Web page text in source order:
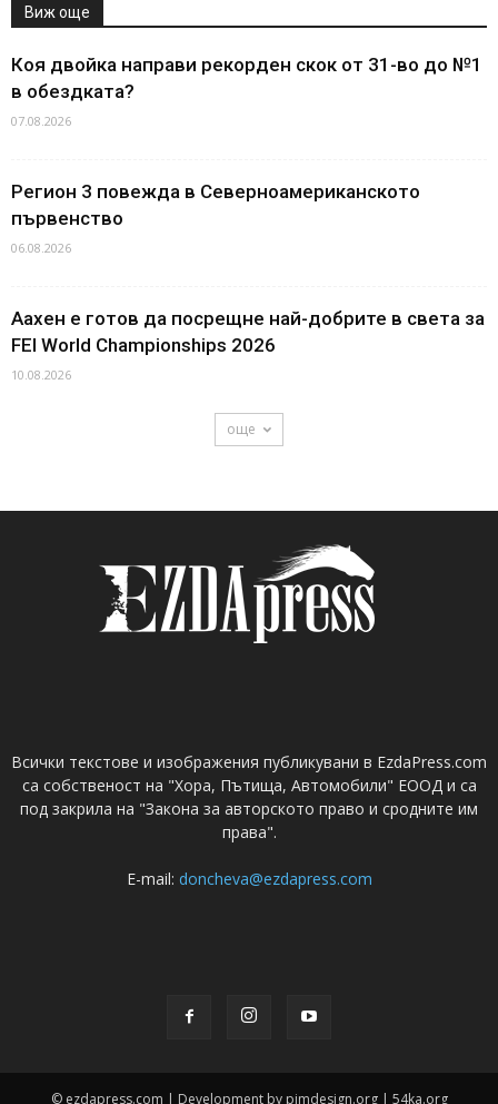
Виж още
Коя двойка направи рекорден скок от 31-во до №1
в обездката?
07.08.2026
Регион 3 повежда в Северноамериканското
първенство
06.08.2026
Аахен е готов да посрещне най-добрите в света за
FEI World Championships 2026
10.08.2026
още
Всички текстове и изображения публикувани в EzdaPress.com
са собственост на "Хора, Пътища, Автомобили" ЕООД и са
под закрила на "Закона за авторското право и сродните им
права".
E-mail: doncheva@ezdapress.com
© ezdapress.com | Development by pimdesign.org | 54ka.org